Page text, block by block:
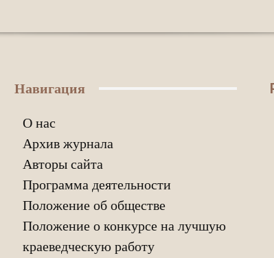
Навигация
О нас
Архив журнала
Авторы сайта
Программа деятельности
Положение об обществе
Положение о конкурсе на лучшую
краеведческую работу